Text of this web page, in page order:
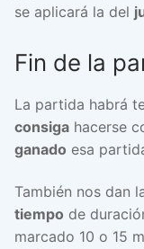
se aplicará la del
Fin de la
La partida habrá
consiga hacerse
ganado esa
También nos dan
tiempo de
marcado 10 o 15